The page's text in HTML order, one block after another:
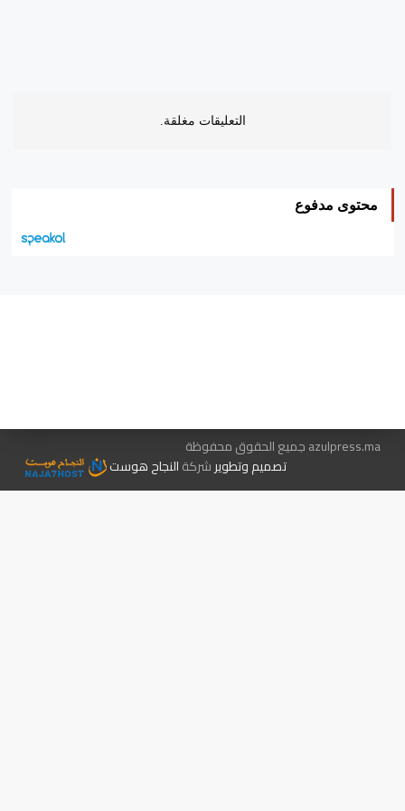
التعليقات مغلقة.
محتوى مدفوع
azulpress.ma جميع الحقوق محفوظة
تصميم وتطويرشركةالنجاح هوست